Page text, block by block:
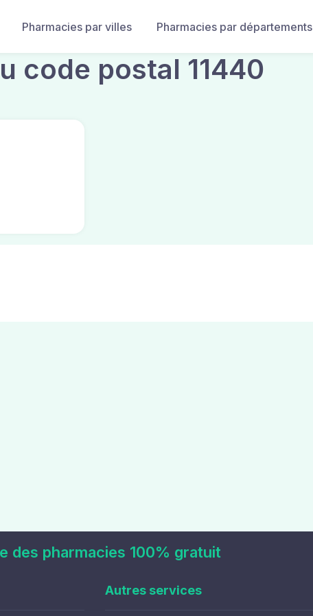
Pharmacies par villes Pharmacies par départements
code postal 11440
des pharmacies 100% gratuit
Autres services